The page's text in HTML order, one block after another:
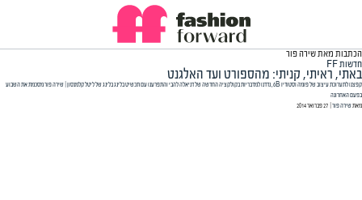
הכתבות מאת שירה פור
חדשות FF
באתי, ראיתי, קניתי: מהספורט ועד האלגנט
קפצנו לתערוכת עיצוב של פומה וסטודיו 6B, נדדנו למדבריות בקולקציה החדשה של דניאלה להבי והתפרענו עם תכשיט בלינג בלינג של ליטל קלמנסון | שירה פור מסכמת את השבוע
בפעם האחרונה
מאתשירה פור